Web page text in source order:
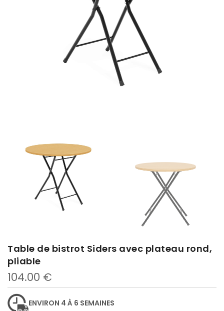
Table de bistrot Siders avec plateau rond,
pliable
104.00 €
ENVIRON 4 À 6 SEMAINES